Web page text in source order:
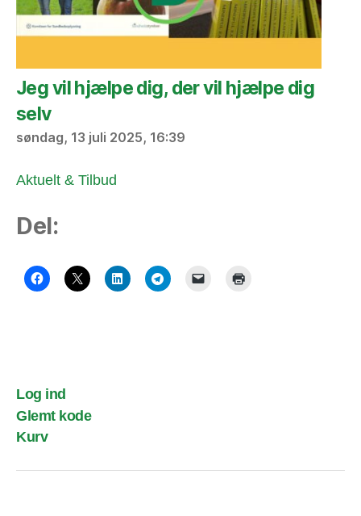
Jeg vil hjælpe dig, der vil hjælpe dig
selv
søndag, 13 juli 2025, 16:39
Aktuelt & Tilbud
Del:
Log ind
Glemt kode
Kurv